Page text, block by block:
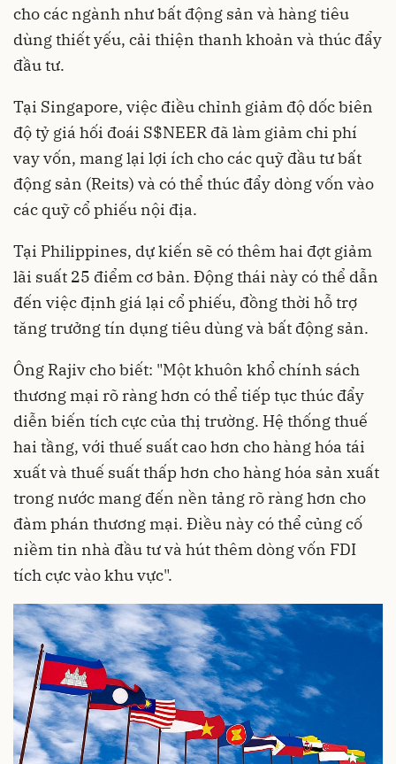
cho các ngành như bất động sản và hàng tiêu
dùng thiết yếu, cải thiện thanh khoản và thúc đẩy
đầu tư.
Tại Singapore, việc điều chỉnh giảm độ dốc biên
độ tỷ giá hối đoái S$NEER đã làm giảm chi phí
vay vốn, mang lại lợi ích cho các quỹ đầu tư bất
động sản (Reits) và có thể thúc đẩy dòng vốn vào
các quỹ cổ phiếu nội địa.
Tại Philippines, dự kiến sẽ có thêm hai đợt giảm
lãi suất 25 điểm cơ bản. Động thái này có thể dẫn
đến việc định giá lại cổ phiếu, đồng thời hỗ trợ
tăng trưởng tín dụng tiêu dùng và bất động sản.
Ông Rajiv cho biết: "Một khuôn khổ chính sách
thương mại rõ ràng hơn có thể tiếp tục thúc đẩy
diễn biến tích cực của thị trường. Hệ thống thuế
hai tầng, với thuế suất cao hơn cho hàng hóa tái
xuất và thuế suất thấp hơn cho hàng hóa sản xuất
trong nước mang đến nền tảng rõ ràng hơn cho
đàm phán thương mại. Điều này có thể củng cố
niềm tin nhà đầu tư và hút thêm dòng vốn FDI
tích cực vào khu vực".